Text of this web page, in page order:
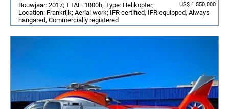
US$ 1.550.000
Bouwjaar: 2017; TTAF: 1000h; Type: Helikopter;
Location: Frankrijk; Aerial work; IFR certified, IFR equipped, Always
hangared, Commercially registered